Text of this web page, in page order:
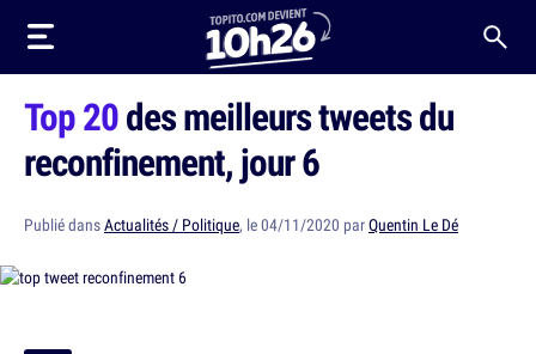
Top 20des meilleurs tweets du
reconfinement, jour 6
Publié dansActualités / Politique, le 04/11/2020 parQuentin Le Dé